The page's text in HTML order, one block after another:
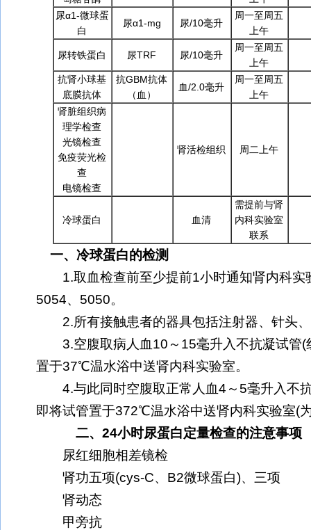
尿α1-微球蛋
白
尿α1-mg 尿/10毫升
周一至周五
上午
尿转铁蛋白 尿TRF 尿/10毫升
周一至周五
上午
抗肾小球基
底膜抗体
抗GBM抗体
（血）
血/2.0毫升
周一至周五
上午
肾脏组织病
理学检查
光镜检查
免疫荧光检
查
电镜检查
肾活检组织 周二上午
冷球蛋白 血清
需提前与肾
内科实验室
联系
一、冷球蛋白的检测
1.取血检查前至少提前1小时通知肾内科实
5054、5050。
2.所有接触患者的器具包括注射器、针头
3.空腹取病人血10～15毫升入不抗凝试管(
置于37℃温水浴中送肾内科实验室。
4.与此同时空腹取正常人血4～5毫升入不
即将试管置于372℃温水浴中送肾内科实验室(
二、24小时尿蛋白定量检查的注意事项
尿红细胞相差镜检
肾功五项(cys-C、B2微球蛋白)、三项
肾动态
甲旁抗